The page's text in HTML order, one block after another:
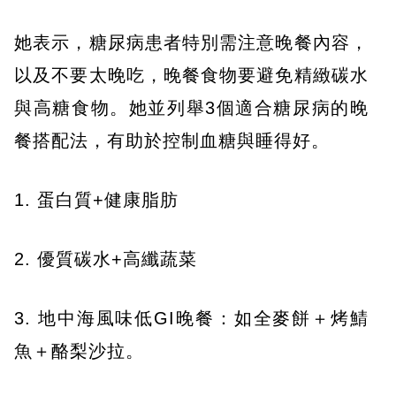
她表示，糖尿病患者特別需注意晚餐內容，
以及不要太晚吃，晚餐食物要避免精緻碳水
與高糖食物。她並列舉3個適合糖尿病的晚
餐搭配法，有助於控制血糖與睡得好。
1. 蛋白質+健康脂肪
2. 優質碳水+高纖蔬菜
3. 地中海風味低GI晚餐：如全麥餅＋烤鯖
魚＋酪梨沙拉。